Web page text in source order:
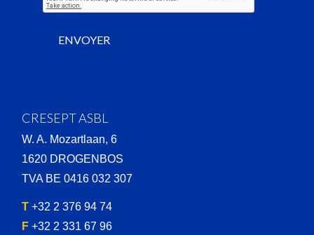
ENVOYER
CRESEPT ASBL
W. A. Mozartlaan, 6
1620 DROGENBOS
TVA BE 0416 032 307
T +32 2 376 94 74
F +32 2 331 67 96